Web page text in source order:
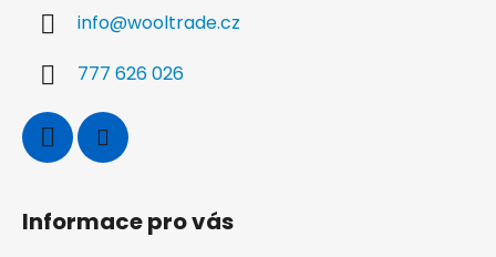
info@wooltrade.cz
777 626 026
Informace pro vás